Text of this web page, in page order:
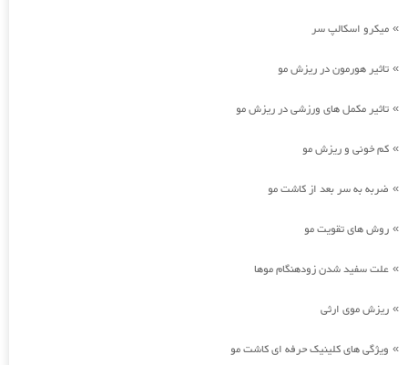
» میکرو اسکالپ سر
» تاثیر هورمون در ریزش مو
» تاثیر مکمل های ورزشی در ریزش مو
» کم خونی و ریزش مو
» ضربه به سر بعد از کاشت مو
» روش های تقویت مو
» علت سفید شدن زودهنگام موها
» ریزش موی ارثی
» ویژگی های کلینیک حرفه ای کاشت مو